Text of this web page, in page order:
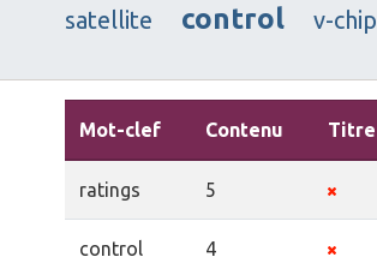
satellite
control v-chip
Mot-clef Contenu Titre
ratings 5
control 4